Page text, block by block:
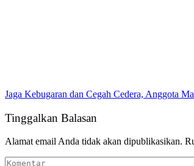
Jaga Kebugaran dan Cegah Cedera, Anggota
Tinggalkan Balasan
Alamat email Anda tidak akan dipublikasikan.